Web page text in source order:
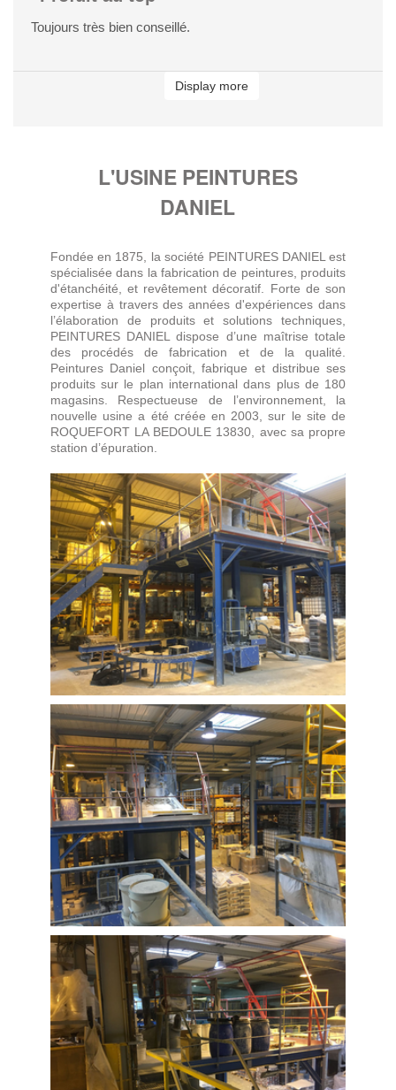
Toujours très bien conseillé.
Display more
L'USINE PEINTURES
DANIEL
Fondée en 1875, la société PEINTURES DANIEL est
spécialisée dans la fabrication de peintures, produits
d'étanchéité, et revêtement décoratif. Forte de son
expertise à travers des années d'expériences dans
l’élaboration de produits et solutions techniques,
PEINTURES DANIEL dispose d’une maîtrise totale
des procédés de fabrication et de la qualité.
Peintures Daniel conçoit, fabrique et distribue ses
produits sur le plan international dans plus de 180
magasins. Respectueuse de l’environnement, la
nouvelle usine a été créée en 2003, sur le site de
ROQUEFORT LA BEDOULE 13830, avec sa propre
station d’épuration.